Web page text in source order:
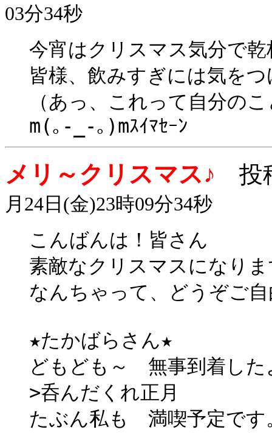
03分34秒
今宵はクリスマス気分で
皆様、飲みすぎには気を
（あっ、これって自分の
m(｡-_-｡)mｽｲﾏｾｰﾝ
メリ～クリスマス♪ 投
月24日(金)23時09分34秒
こんばんは！皆さん
素敵なクリスマスにな
なんちゃって、どうぞご
★たかばらさん★
どもども～ 無事到着した
>呑んだくれ正月
たぶん私も 満喫予定です